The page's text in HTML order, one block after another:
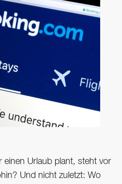
einen Urlaub plant, steht vor
Und nicht zuletzt: Wo